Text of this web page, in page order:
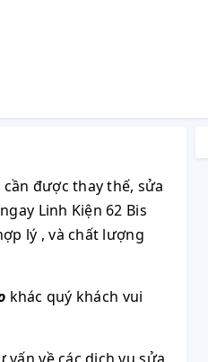
được thay thế, sửa
Linh Kiện 62 Bis
lý , và chất lượng
khác quý khách vui